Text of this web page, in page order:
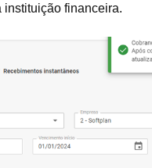
instituição financeira.